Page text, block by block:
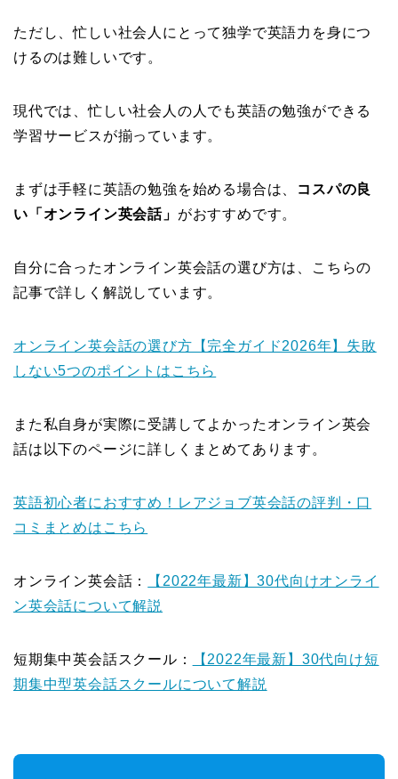
ただし、忙しい社会人にとって独学で英語力を身につ
けるのは難しいです。
現代では、忙しい社会人の人でも英語の勉強ができる
学習サービスが揃っています。
まずは手軽に英語の勉強を始める場合は、
コスパの良
い「オンライン英会話」 がおすすめです。
自分に合ったオンライン英会話の選び方は、こちらの
記事で詳しく解説しています。
オンライン英会話の選び方【完全ガイド2026年】失敗
しない5つのポイントはこちら
また私自身が実際に受講してよかったオンライン英会
話は以下のページに詳しくまとめてあります。
英語初心者におすすめ！レアジョブ英会話の評判・口
コミまとめはこちら
オンライン英会話：
【2022年最新】30代向けオンライ
ン英会話について解説
短期集中英会話スクール：
【2022年最新】30代向け短
期集中型英会話スクールについて解説